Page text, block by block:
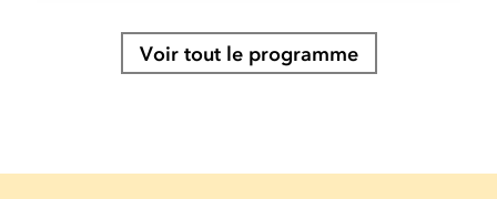
Voir tout le programme